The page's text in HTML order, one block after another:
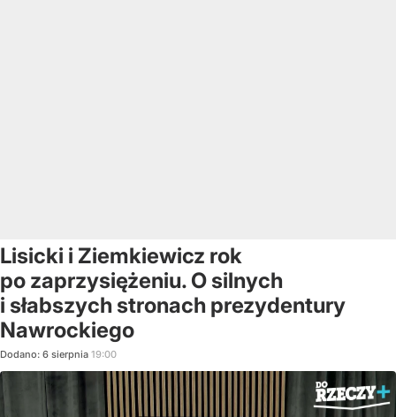
Lisicki i Ziemkiewicz rok
po zaprzysiężeniu. O silnych
i słabszych stronach prezydentury
Nawrockiego
Dodano: 6 sierpnia 19:00